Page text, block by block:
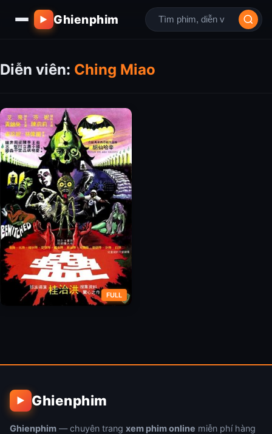
▶ Ghienphim
Diễn viên: Ching Miao
FULL
▶ Ghienphim
Ghienphim — chuyên trang xem phim online miễn phí hàng